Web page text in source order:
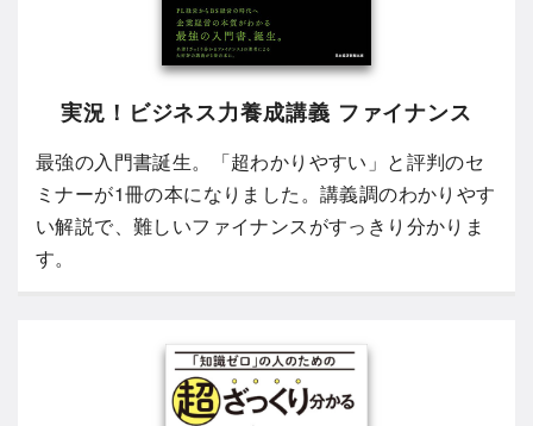
実況！ビジネス力養成講義 ファイナンス
最強の入門書誕生。「超わかりやすい」と評判のセ
ミナーが1冊の本になりました。講義調のわかりやす
い解説で、難しいファイナンスがすっきり分かりま
す。